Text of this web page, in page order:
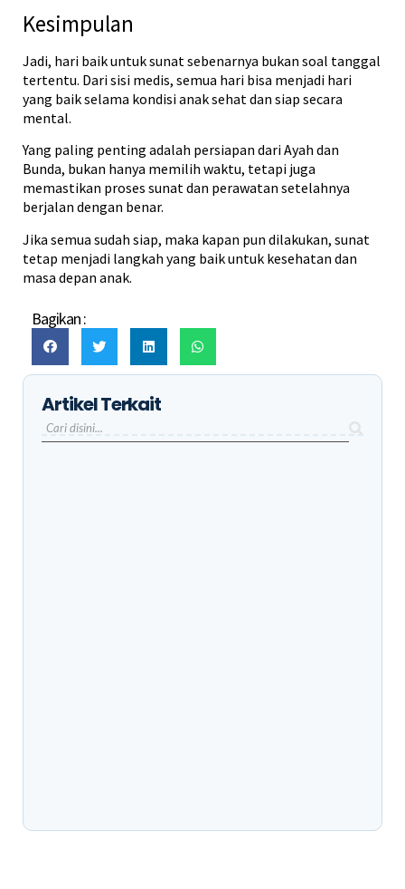
Kesimpulan
Jadi, hari baik untuk sunat sebenarnya bukan soal tanggal
tertentu. Dari sisi medis, semua hari bisa menjadi hari
yang baik selama kondisi anak sehat dan siap secara
mental.
Yang paling penting adalah persiapan dari Ayah dan
Bunda, bukan hanya memilih waktu, tetapi juga
memastikan proses sunat dan perawatan setelahnya
berjalan dengan benar.
Jika semua sudah siap, maka kapan pun dilakukan, sunat
tetap menjadi langkah yang baik untuk kesehatan dan
masa depan anak.
Bagikan :
Artikel Terkait